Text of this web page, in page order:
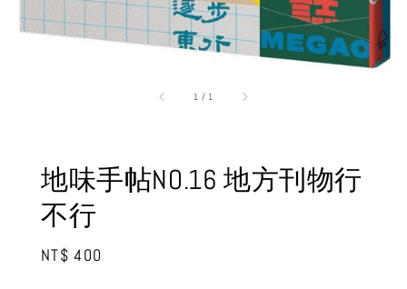
1 / 1
地味手帖NO.16 地方刊物行
不行
Regular
NT$ 400